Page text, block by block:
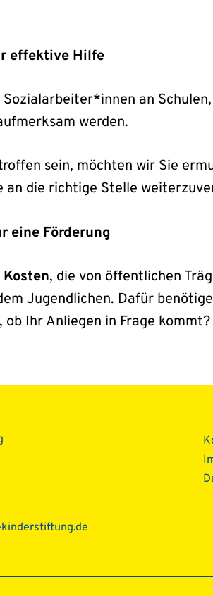
effektive Hilfe
an
werden.
sein, möchten wir Sie
an die richtige Stelle
eine Förderung
, die von öffentlichen
Jugendlichen. Dafür
ob Ihr Anliegen in Frage kommt?